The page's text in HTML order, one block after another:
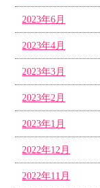
2023年6月
2023年4月
2023年3月
2023年2月
2023年1月
2022年12月
2022年11月